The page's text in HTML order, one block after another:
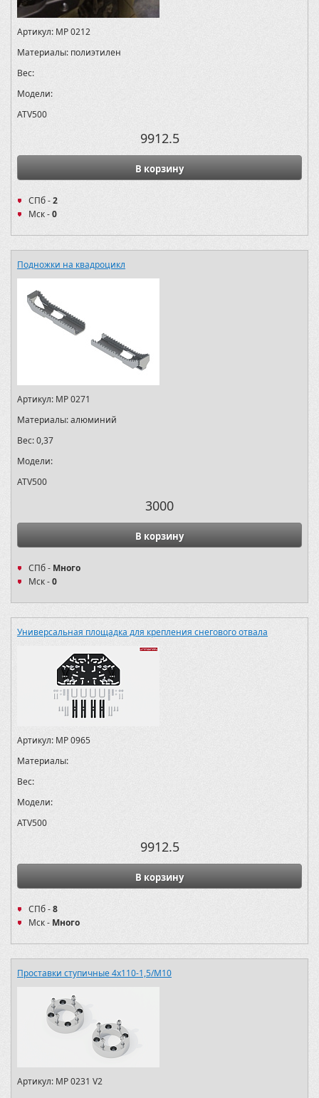
Артикул: MP 0212
Материалы: полиэтилен
Вес:
Модели:
ATV500
9912.5
В корзину
СПб -2
Мск -0
Подножки на квадроцикл
Артикул: MP 0271
Материалы:алюминий
Вес:0,37
Модели:
ATV500
3000
В корзину
СПб - Много
Мск -0
Универсальная площадка для крепления снегового отвала
Артикул: MP 0965
Материалы:
Вес:
Модели:
ATV500
9912.5
В корзину
СПб -8
Мск - Много
Проставки ступичные 4х110-1,5/M10
Артикул: MP 0231 V2